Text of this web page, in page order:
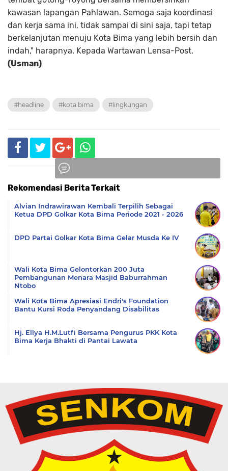
kawasan lapangan Pahlawan. Semoga saja koordinasi
dan kerja sama ini, tidak sampai di sini saja, tapi tetap
berkelanjutan menuju Kota Bima yang lebih bersih dan
indah," harapnya. Kepada Wartawan Lensa-Post.
(Usman)
#headline #kota bima #lingkungan
Rekomendasi Berita Terkait
Alvian Indrawirawan Kembali Terpilih Sebagai
Ketua DPD Golkar Kota Bima Periode 2021 - 2026
DPD Partai Golkar Kota Bima Gelar Musda Ke IV
Wali Kota Bima Gelontorkan 200 Juta
Pembangunan Menara Masjid Baburrahman
Ntobo
Wali Kota Bima Apresiasi Endri's Foundation
Bantu Kursi Roda Penyandang Disabilitas
Hj. Ellya H.M.Lutfi Bersama Pengurus PKK Kota
Bima Kerja Bhakti di Pantai Lawata